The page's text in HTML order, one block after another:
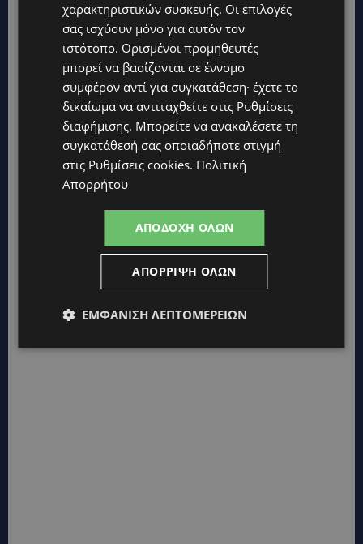
@LARNAKA
TOP NICOSIA
ΕΠΙΚΑΙΡΌΤΗΤΑ
ΚΎΠΡΟΣ
χαρακτηριστικών συσκευής. Οι επιλογές
σας ισχύουν μόνο για αυτόν τον
ιστότοπο. Ορισμένοι προμηθευτές
μπορεί να βασίζονται σε έννομο
συμφέρον αντί για συγκατάθεση· έχετε το
δικαίωμα να αντιταχθείτε στις Ρυθμίσεις
διαφήμισης. Μπορείτε να ανακαλέσετε τη
συγκατάθεσή σας οποιαδήποτε στιγμή
στις Ρυθμίσεις cookies. Πολιτική
Απορρήτου
ΑΠΟΔΟΧΉ ΌΛΩΝ
ΑΠΌΡΡΙΨΗ ΌΛΩΝ
ΕΜΦΆΝΙΣΗ ΛΕΠΤΟΜΕΡΕΙΏΝ